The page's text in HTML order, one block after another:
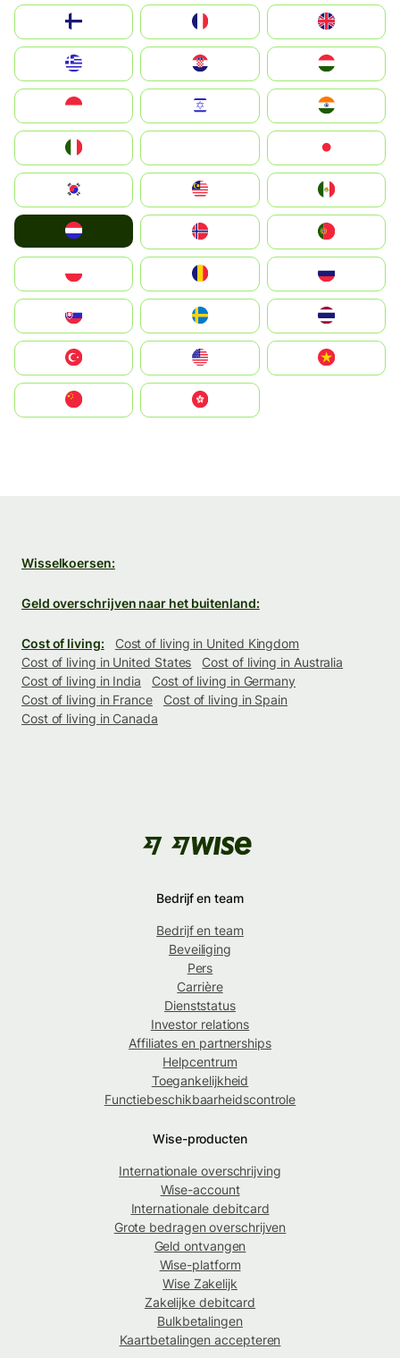
United Kingdom
Magyarország
South Korea
United States
中國香港特別行政區
Wisselkoersen:
Geld overschrijven naar het buitenland:
Cost of living:
Cost of living in United Kingdom
Cost of living in United States
Cost of living in Australia
Cost of living in India
Cost of living in Germany
Cost of living in France
Cost of living in Spain
Cost of living in Canada
Bedrijf en team
Bedrijf en team
Beveiliging
Pers
Carrière
Dienststatus
Investor relations
Affiliates en partnerships
Helpcentrum
Toegankelijkheid
Functiebeschikbaarheidscontrole
Wise-producten
Internationale overschrijving
Wise-account
Internationale debitcard
Grote bedragen overschrijven
Geld ontvangen
Wise-platform
Wise Zakelijk
Zakelijke debitcard
Bulkbetalingen
Kaartbetalingen accepteren